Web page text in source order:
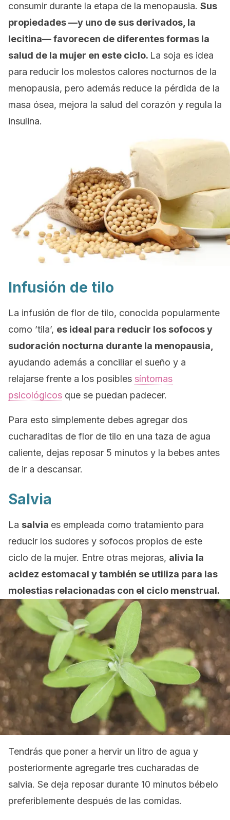
consumir durante la etapa de la menopausia. Sus
propiedades —y uno de sus derivados, la
lecitina— favorecen de diferentes formas la
salud de la mujer en este ciclo. La soja es idea
para reducir los molestos calores nocturnos de la
menopausia, pero además reduce la pérdida de la
masa ósea, mejora la salud del corazón y regula la
insulina.
Infusión de tilo
La infusión de flor de tilo, conocida popularmente
como ’tila’, es ideal para reducir los sofocos y
sudoración nocturna durante la menopausia,
ayudando además a conciliar el sueño y a
relajarse frente a los posibles síntomas
psicológicos que se puedan padecer.
Para esto simplemente debes agregar dos
cucharaditas de flor de tilo en una taza de agua
caliente, dejas reposar 5 minutos y la bebes antes
de ir a descansar.
Salvia
La salvia es empleada como tratamiento para
reducir los sudores y sofocos propios de este
ciclo de la mujer. Entre otras mejoras, alivia la
acidez estomacal y también se utiliza para las
molestias relacionadas con el ciclo menstrual.
Tendrás que poner a hervir un litro de agua y
posteriormente agregarle tres cucharadas de
salvia. Se deja reposar durante 10 minutos bébelo
preferiblemente después de las comidas.